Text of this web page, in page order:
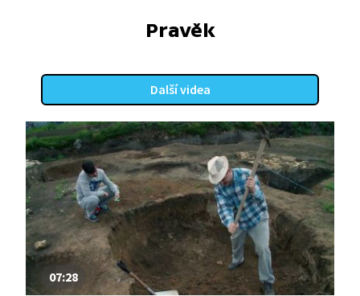
Pravěk
Další videa
07:28